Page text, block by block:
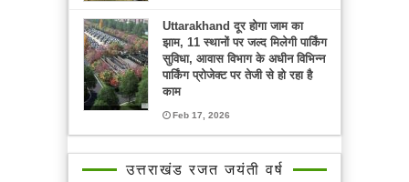
Uttarakhand दूर होगा जाम का
झाम, 11 स्थानों पर जल्द मिलेगी पार्किंग
सुविधा, आवास विभाग के अधीन विभिन्न
पार्किंग प्रोजेक्ट पर तेजी से हो रहा है
काम
Feb 17, 2026
उत्तराखंड रजत जयंती वर्ष